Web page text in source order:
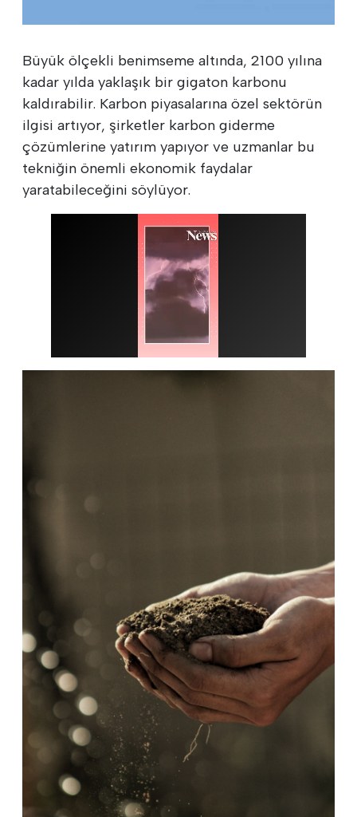
Büyük ölçekli benimseme altında, 2100 yılına
kadar yılda yaklaşık bir gigaton karbonu
kaldırabilir. Karbon piyasalarına özel sektörün
ilgisi artıyor, şirketler karbon giderme
çözümlerine yatırım yapıyor ve uzmanlar bu
tekniğin önemli ekonomik faydalar
yaratabileceğini söylüyor.